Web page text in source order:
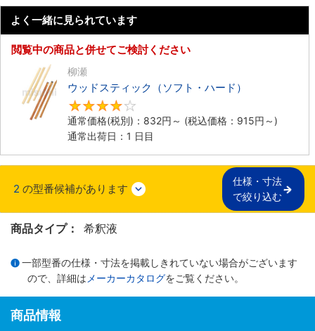
よく一緒に見られています
閲覧中の商品と併せてご検討ください
柳瀬
ウッドスティック（ソフト・ハード）
通常価格(税別)： 832円 ～ (税込価格： 915円 ～)
通常出荷日：1 日目
2 の型番候補があります
仕様・寸法
で絞り込む
商品タイプ： 希釈液
一部型番の仕様・寸法を掲載しきれていない場合がございます
ので、詳細は メーカーカタログをご覧ください。
商品情報